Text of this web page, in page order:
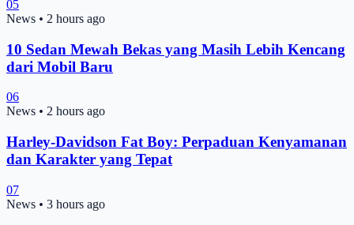
05
News • 2 hours ago
10 Sedan Mewah Bekas yang Masih Lebih Kencang
dari Mobil Baru
06
News • 2 hours ago
Harley-Davidson Fat Boy: Perpaduan Kenyamanan
dan Karakter yang Tepat
07
News • 3 hours ago